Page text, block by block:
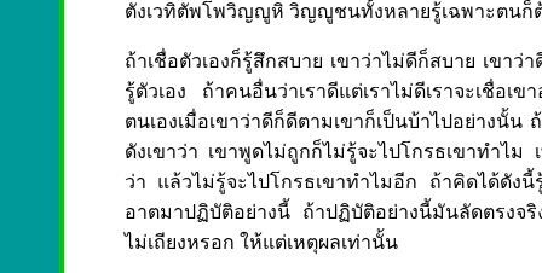
ตังเวทิตัพโพวิญญูหิ วิญญูชนทั้งหลายรู้เฉพาะตนก็ต้
ถ้าเชื่อตัวเองก็รู้สึกสบาย เขาว่าไม่ดีก็สบาย เขาว่
รู้ตัวเอง ถ้าคนอื่นว่าเราดีแต่เราไม่ดีเราจะเชื่อ
ตนเองเมื่อเขาว่าดีก็ดีตามเขาก็เป็นบ้าไปอย่างนั้น
ดังเขาว่า เขาพูดไม่ถูกก็ไม่รู้จะไปโกรธเขาทำไม
ว่า แล้วไม่รู้จะไปโกรธเขาทำไมอีก ถ้าคิดได้ดัง
อาตมาปฏิบัติอย่างนี้ ถ้าปฏิบัติอย่างนี้มันลัดตรงจ
ไม่เถียงหรอก ให้แต่เหตุผลเท่านั้น